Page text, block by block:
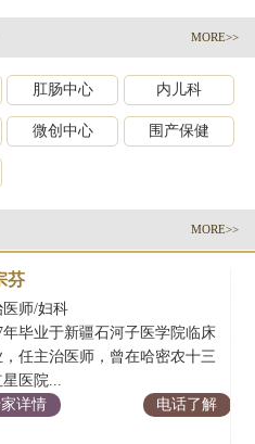
MORE>>
肛肠中心 内儿科
微创中心 围产保健
MORE>>
芬
医师/妇科
年毕业于新疆石河子医学院临床
，任主治医师，曾在哈密农十三
星医院...
详情
电话了解